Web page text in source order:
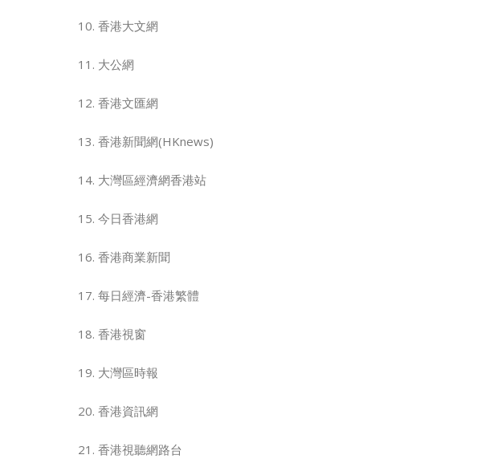
香港大文網
大公網
香港文匯網
香港新聞網(HKnews)
大灣區經濟網香港站
今日香港網
香港商業新聞
每日經濟-香港繁體
香港視窗
大灣區時報
香港資訊網
香港視聽網路台